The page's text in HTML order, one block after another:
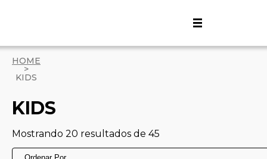
HOME
>
KIDS
KIDS
Mostrando 20 resultados de 45